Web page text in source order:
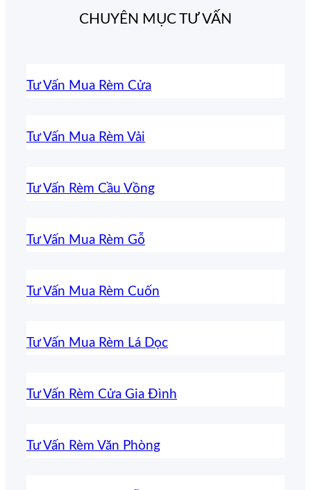
CHUYÊN MỤC TƯ VẤN
Tư Vấn Mua Rèm Cửa
Tư Vấn Mua Rèm Vải
Tư Vấn Rèm Cầu Vồng
Tư Vấn Mua Rèm Gỗ
Tư Vấn Mua Rèm Cuốn
Tư Vấn Mua Rèm Lá Dọc
Tư Vấn Rèm Cửa Gia Đình
Tư Vấn Rèm Văn Phòng